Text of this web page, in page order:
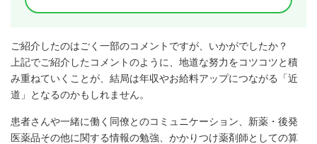
ご紹介したのはごく一部のコメントですが、いかがでしたか？
上記でご紹介したコメントのように、地道な努力をコツコツと積
み重ねていくことが、結局は年収やお給料アップにつながる「近
道」となるのかもしれません。
患者さんや一緒に働く同僚とのコミュニケーション、新薬・後発
医薬品その他に関する情報の勉強、かかりつけ薬剤師としての算